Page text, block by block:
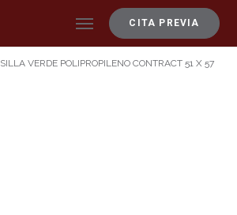
CITA PREVIA
SILLA VERDE POLIPROPILENO CONTRACT 51 X 57